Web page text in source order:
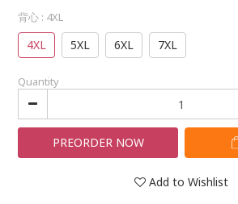
背心 : 4XL
4XL 5XL 6XL 7XL
Quantity
PREORDER NOW
Add to Wishlist